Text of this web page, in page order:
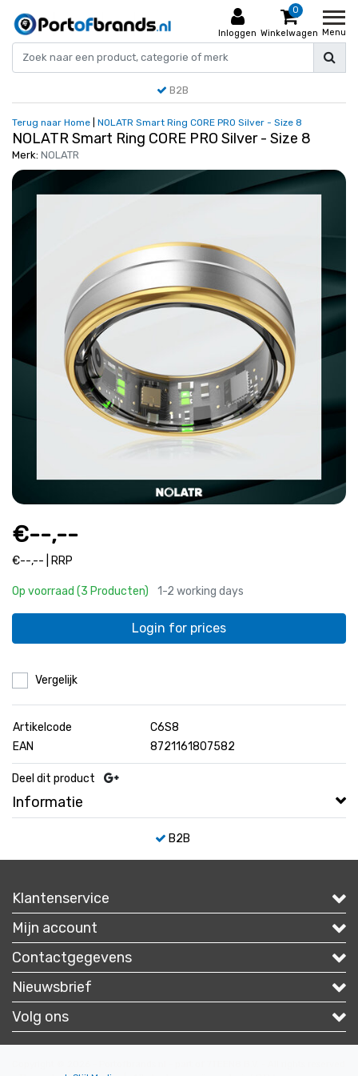
Inloggen
0
Winkelwagen Menu
B2B
Terug naar Home NOLATR Smart Ring CORE PRO Silver - Size 8
NOLATR Smart Ring CORE PRO Silver - Size 8
Merk: NOLATR
€--,--
€--,-- | RRP
Op voorraad (3 Producten) 1-2 working days
Login for prices
Vergelijk
Artikelcode
C6S8
EAN
8721161807582
Deel dit product
Informatie
B2B
Klantenservice
Mijn account
Contactgegevens
Nieuwsbrief
Volg ons